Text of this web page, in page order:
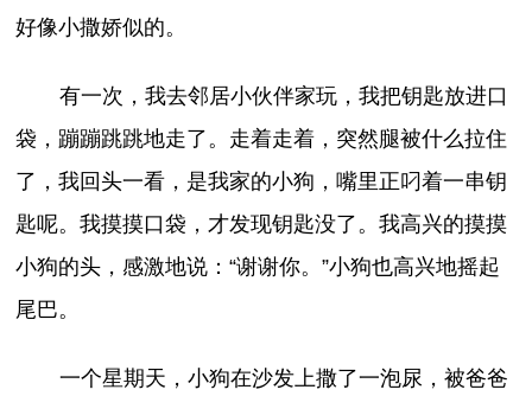
好像小撒娇似的。
有一次，我去邻居小伙伴家玩，我把钥匙放进口
袋，蹦蹦跳跳地走了。走着走着，突然腿被什么拉住
了，我回头一看，是我家的小狗，嘴里正叼着一串钥
匙呢。我摸摸口袋，才发现钥匙没了。我高兴的摸摸
小狗的头，感激地说：“谢谢你。”小狗也高兴地摇起
尾巴。
一个星期天，小狗在沙发上撒了一泡尿，被爸爸